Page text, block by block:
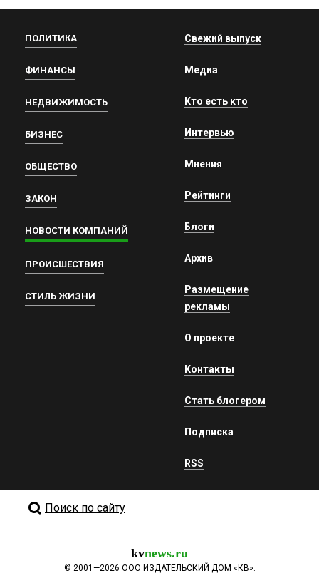
ПОЛИТИКА
ФИНАНСЫ
НЕДВИЖИМОСТЬ
БИЗНЕС
ОБЩЕСТВО
ЗАКОН
НОВОСТИ КОМПАНИЙ
ПРОИСШЕСТВИЯ
СТИЛЬ ЖИЗНИ
Свежий выпуск
Медиа
Кто есть кто
Интервью
Мнения
Рейтинги
Блоги
Архив
Размещение
рекламы
О проекте
Контакты
Стать блогером
Подписка
RSS
Поиск по сайту
kvnews.ru
© 2001—2026 ООО ИЗДАТЕЛЬСКИЙ ДОМ «КВ».